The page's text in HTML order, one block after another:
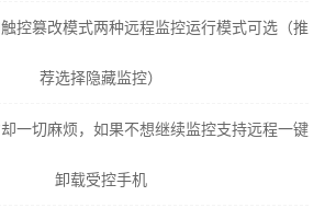
控篡改模式两种远程监控运行模式可选（推
荐选择隐藏监控）
一切麻烦，如果不想继续监控支持远程一键
卸载受控手机